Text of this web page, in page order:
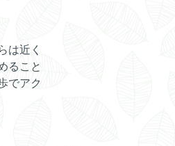
は近く
ること
でアク